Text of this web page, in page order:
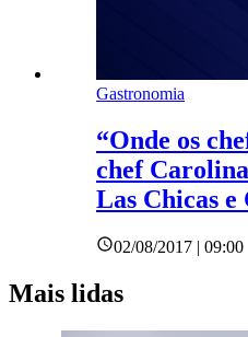
Gastronomia
“Onde os
chef
Las Chicas e
02/08/2017 | 09:00
Mais lidas